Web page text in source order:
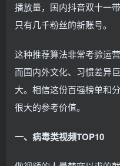
播放量，国内抖音双十一
只有几千粉丝的新账号。
这种推荐算法非常考验运
而国内外文化、习惯差异
大。相信这份百强榜单和
很大的参考价值。
一、病毒类视频TOP10